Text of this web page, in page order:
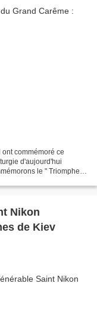
commémoré ce
d'aujourd'hui
le " Triomphe
Nikon
de Kiev